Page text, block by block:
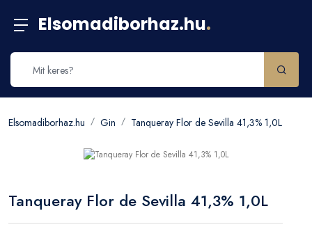
Elsomadiborhaz.hu.
Elsomadiborhaz.hu Gin Tanqueray Flor de Sevilla 41,3% 1,0L
Tanqueray Flor de Sevilla 41,3% 1,0L